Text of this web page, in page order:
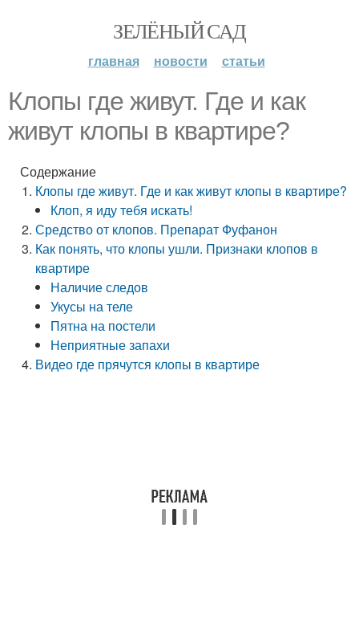
ЗЕЛЁНЫЙ САД
главная новости статьи
Клопы где живут. Где и как
живут клопы в квартире?
Содержание
Клопы где живут. Где и как живут клопы в квартире?
Клоп, я иду тебя искать!
Средство от клопов. Препарат Фуфанон
Как понять, что клопы ушли. Признаки клопов в
квартире
Наличие следов
Укусы на теле
Пятна на постели
Неприятные запахи
Видео где прячутся клопы в квартире